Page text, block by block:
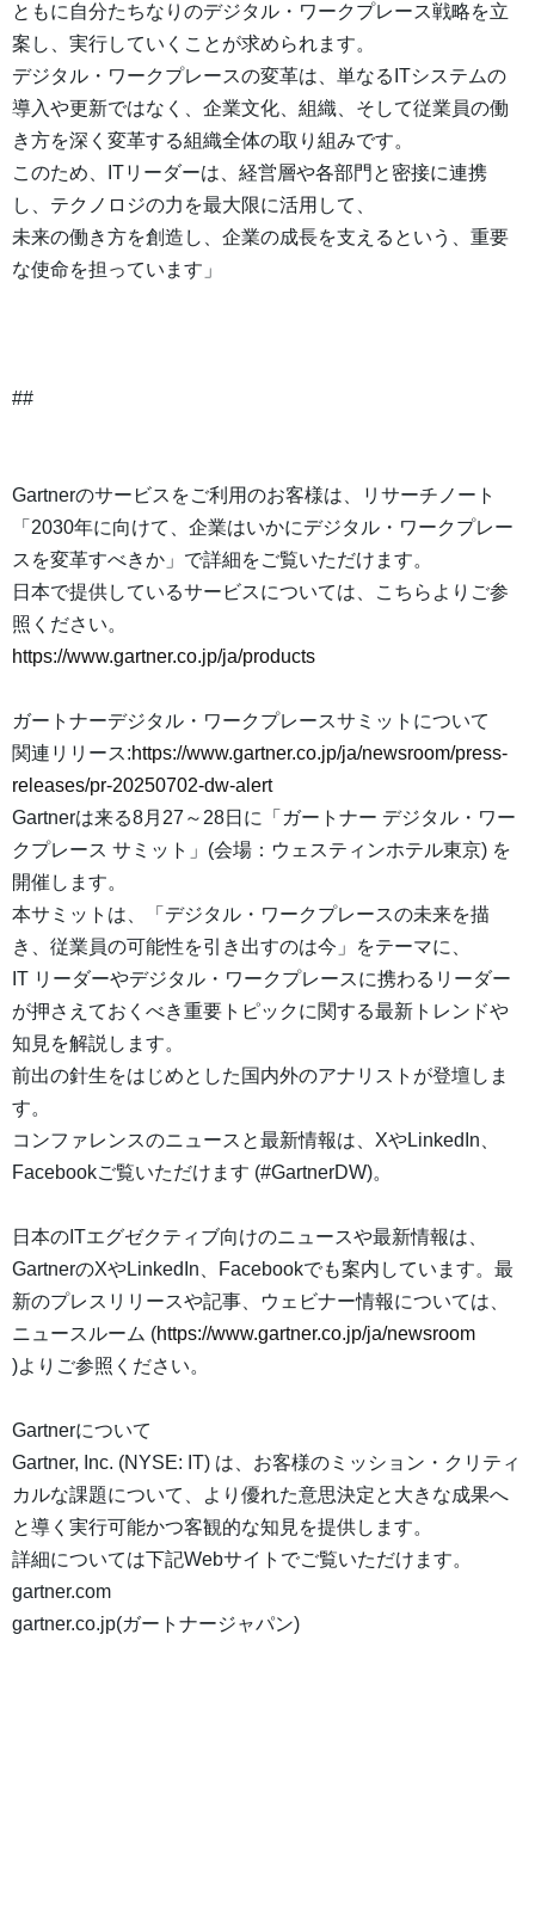
ともに自分たちなりのデジタル・ワークプレース戦略を立
案し、実行していくことが求められます。
デジタル・ワークプレースの変革は、単なるITシステムの
導入や更新ではなく、企業文化、組織、そして従業員の働
き方を深く変革する組織全体の取り組みです。
このため、ITリーダーは、経営層や各部門と密接に連携
し、テクノロジの力を最大限に活用して、
未来の働き方を創造し、企業の成長を支えるという、重要
な使命を担っています」
##
Gartnerのサービスをご利用のお客様は、リサーチノート
「2030年に向けて、企業はいかにデジタル・ワークプレー
スを変革すべきか」で詳細をご覧いただけます。
日本で提供しているサービスについては、こちらよりご参
照ください。
https://www.gartner.co.jp/ja/products
ガートナーデジタル・ワークプレースサミットについて
関連リリース:https://www.gartner.co.jp/ja/newsroom/press-
releases/pr-20250702-dw-alert
Gartnerは来る8月27～28日に「ガートナー デジタル・ワー
クプレース サミット」(会場：ウェスティンホテル東京) を
開催します。
本サミットは、「デジタル・ワークプレースの未来を描
き、従業員の可能性を引き出すのは今」をテーマに、
IT リーダーやデジタル・ワークプレースに携わるリーダー
が押さえておくべき重要トピックに関する最新トレンドや
知見を解説します。
前出の針生をはじめとした国内外のアナリストが登壇しま
す。
コンファレンスのニュースと最新情報は、XやLinkedIn、
Facebookご覧いただけます (#GartnerDW)。
日本のITエグゼクティブ向けのニュースや最新情報は、
GartnerのXやLinkedIn、Facebookでも案内しています。最
新のプレスリリースや記事、ウェビナー情報については、
ニュースルーム (https://www.gartner.co.jp/ja/newsroom
)よりご参照ください。
Gartnerについて
Gartner, Inc. (NYSE: IT) は、お客様のミッション・クリティ
カルな課題について、より優れた意思決定と大きな成果へ
と導く実行可能かつ客観的な知見を提供します。
詳細については下記Webサイトでご覧いただけます。
gartner.com
gartner.co.jp(ガートナージャパン)